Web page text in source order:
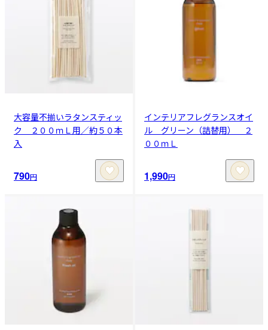
大容量不揃いラタンスティッ
ク ２００ｍＬ用／約５０本
入
790円
インテリアフレグランスオイ
ル グリーン（詰替用） ２
００ｍＬ
1,990円